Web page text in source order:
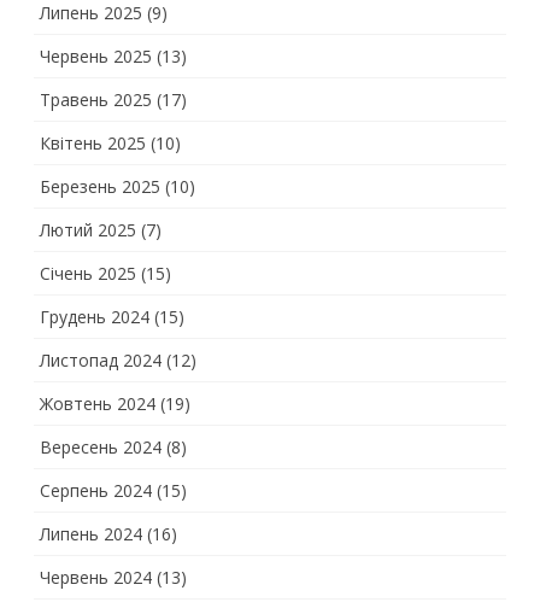
Липень 2025 (9)
Червень 2025 (13)
Травень 2025 (17)
Квітень 2025 (10)
Березень 2025 (10)
Лютий 2025 (7)
Січень 2025 (15)
Грудень 2024 (15)
Листопад 2024 (12)
Жовтень 2024 (19)
Вересень 2024 (8)
Серпень 2024 (15)
Липень 2024 (16)
Червень 2024 (13)